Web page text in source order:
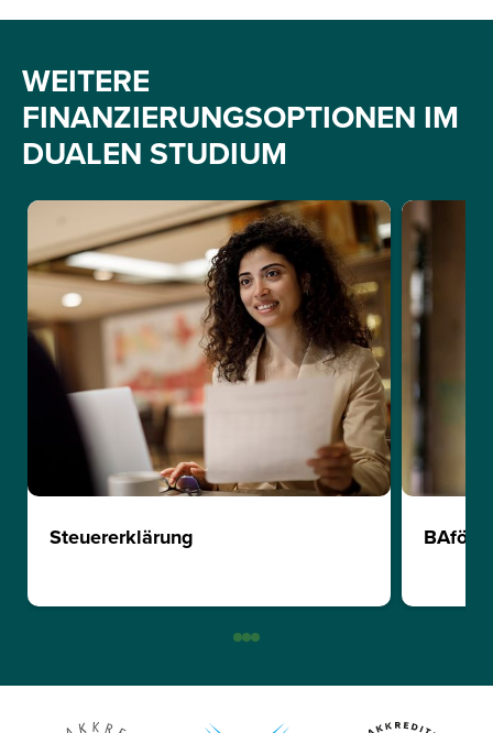
WEITERE
FINANZIERUNGSOPTIONEN IM
DUALEN STUDIUM
Steuererklärung BAföG